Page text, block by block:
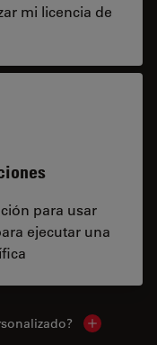
mi licencia de
para usar
ejecutar una
Show local